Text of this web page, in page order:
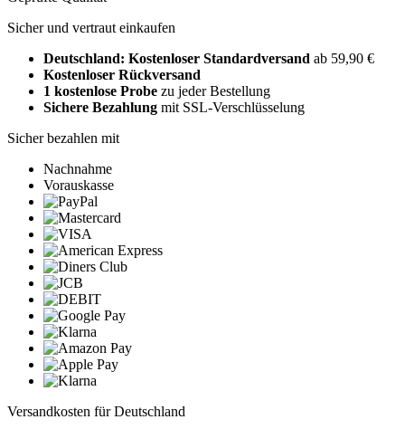
Sicher und vertraut einkaufen
Deutschland: Kostenloser Standardversand ab 59,90 €
Kostenloser Rückversand
1 kostenlose Probe zu jeder Bestellung
Sichere Bezahlung mit SSL-Verschlüsselung
Sicher bezahlen mit
Nachnahme
Vorauskasse
Versandkosten für Deutschland